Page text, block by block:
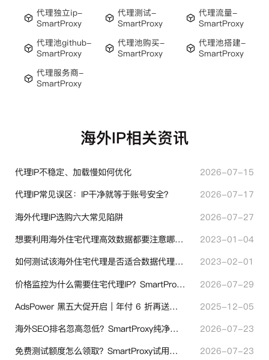
代理独立ip-
SmartProxy
代理测试-
SmartProxy
代理流量-
SmartProxy
代理池github-
SmartProxy
代理池购买-
SmartProxy
代理池搭建-
SmartProxy
代理服务商-
SmartProxy
海外IP相关资讯
代理IP不稳定、加载慢如何优化
2026-07-15
代理IP常见误区：IP干净就等于账号安全？
2026-07-17
海外代理IP选购六大常见陷阱
2026-07-27
想要利用海外住宅代理高效数据都要注意哪些地方？
2023-01-04
如何测试该海外住宅代理是否适合数据代理使用？
2023-02-01
价格监控为什么需要住宅代理IP？SmartProxy助力跨境商家实现全球竞品数据采集
2026-07-29
AdsPower 黑五大促开启｜年付 6 折再送半年＋豪礼抽奖
2025-12-05
海外SEO排名忽高忽低？SmartProxy纯净住宅IP助力站点权重稳定
2026-07-23
免费测试额度怎么领取？SmartProxy试用产品完整体验指引
2026-07-23